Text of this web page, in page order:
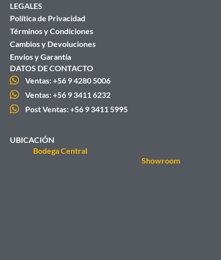
LEGALES
Política de Privacidad
Términos y Condiciones
Cambios y Devoluciones
Envíos y Garantía
DATOS DE CONTACTO
Ventas: +56 9 4280 5006
Ventas: +56 9 3411 6232
Post Ventas: +56 9 3411 5995
UBICACIÓN
Bodega Central
Showroom